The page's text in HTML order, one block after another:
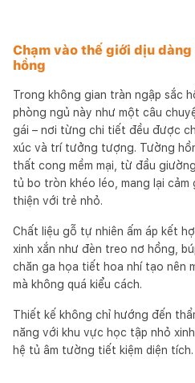
Chạm vào thế giới dịu
hồng
Trong không gian tràn ngập sắc
phòng ngủ này như một câu
gái – nơi từng chi tiết đều được
xúc và trí tưởng tượng. Tường
thất cong mềm mại, từ đầu
tủ bo tròn khéo léo, mang lại cảm
thiện với trẻ nhỏ.
Chất liệu gỗ tự nhiên ấm áp kết
xinh xắn như đèn treo nơ hồng,
chăn ga họa tiết hoa nhí tạo nên
mà không quá kiểu cách.
Thiết kế không chỉ hướng đến
năng với khu vực học tập nhỏ
hệ tủ âm tường tiết kiệm diện tích.